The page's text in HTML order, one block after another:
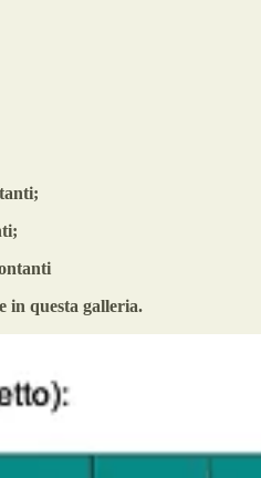
in questa galleria.